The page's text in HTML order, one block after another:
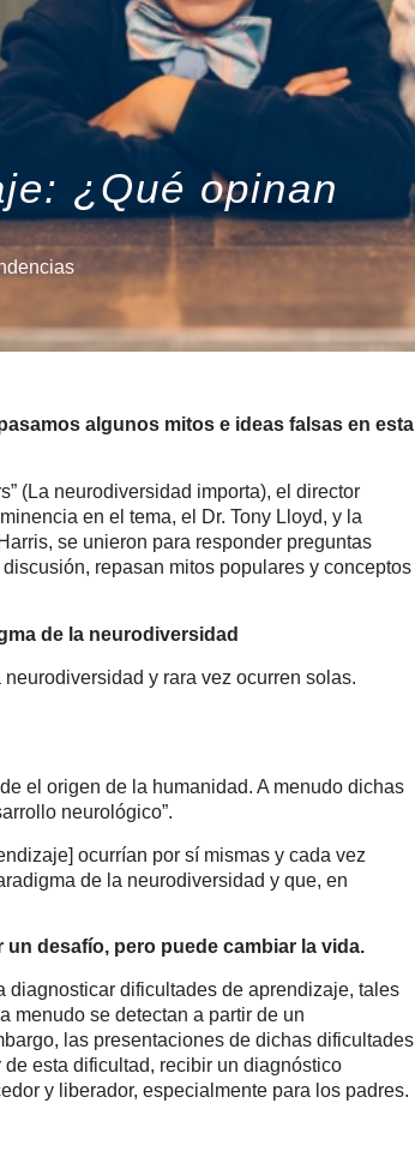
¿Qué opinan
algunos mitos e ideas falsas en esta
(La neurodiversidad importa), el director
en el tema, el Dr. Tony Lloyd, y la
se unieron para responder preguntas
repasan mitos populares y conceptos
de la neurodiversidad
y rara vez ocurren solas.
el origen de la humanidad. A menudo dichas
neurológico”.
ocurrían por sí mismas y cada vez
de la neurodiversidad y que, en
desafío, pero puede cambiar la vida.
dificultades de aprendizaje, tales
menudo se detectan a partir de un
las presentaciones de dichas dificultades
esta dificultad, recibir un diagnóstico
y liberador, especialmente para los padres.